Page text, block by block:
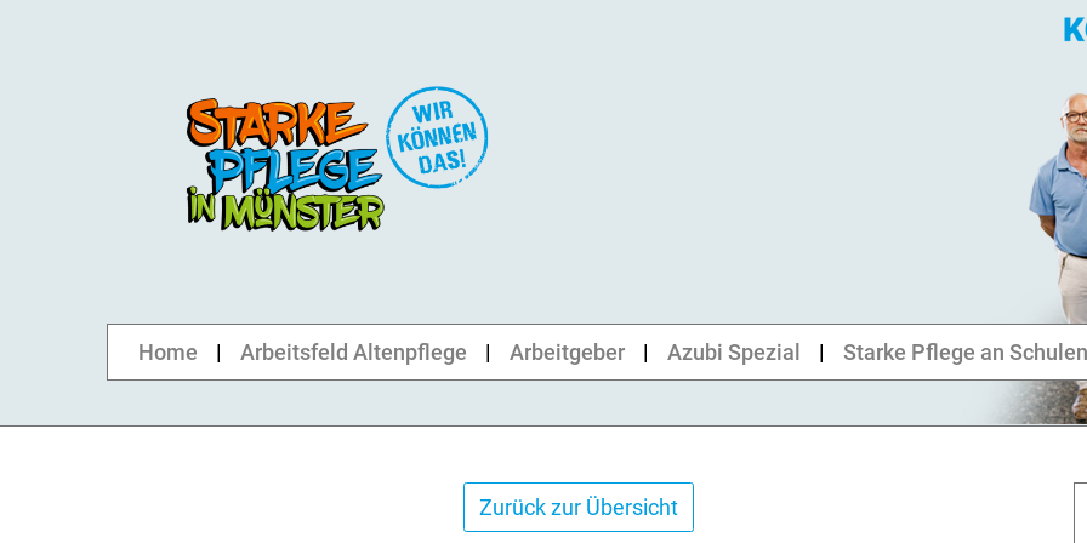
Home Arbeitsfeld Altenpflege Arbeitgeber Azubi Spezial Starke Pflege an Schulen
Zurück zur Übersicht